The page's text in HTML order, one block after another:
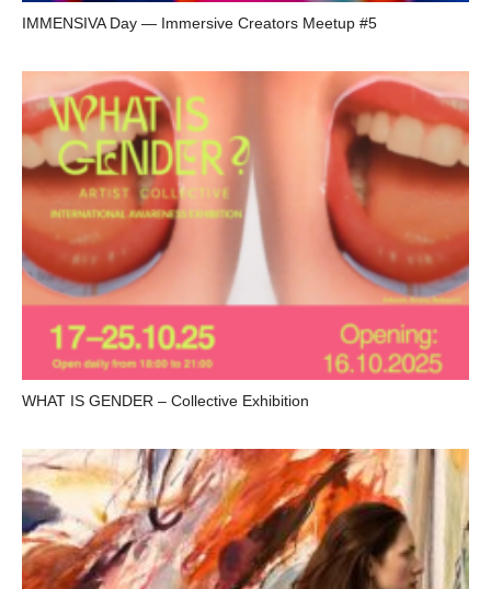
IMMENSIVA Day — Immersive Creators Meetup #5
WHAT IS GENDER – Collective Exhibition